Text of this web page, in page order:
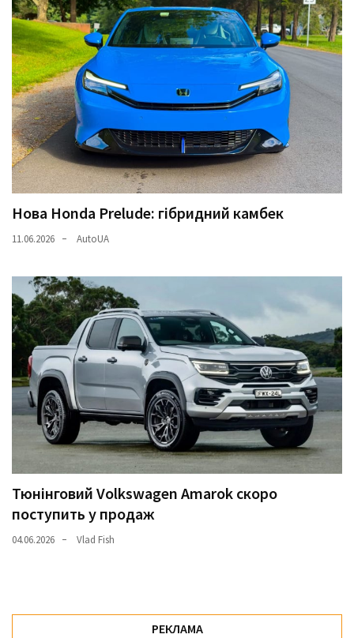
Нова Honda Prelude: гібридний камбек
11.06.2026 AutoUA
Тюнінговий Volkswagen Amarok скоро
поступить у продаж
04.06.2026 Vlad Fish
РЕКЛАМА